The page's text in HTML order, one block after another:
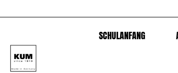
SCHULANFANG